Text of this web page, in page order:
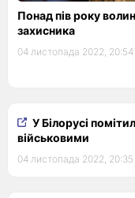
Понад пів року
захисника
04 листопада 2022, 20:54
У Білорусі
військовими
04 листопада 2022, 20:35